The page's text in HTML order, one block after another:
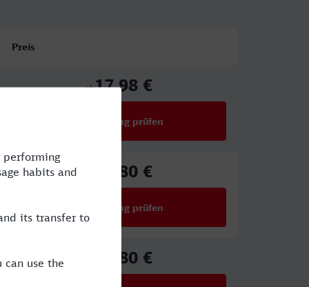
Preis
ab17,98 €
Verbindung prüfen
25,80 €
Verbindung prüfen
25,80 €